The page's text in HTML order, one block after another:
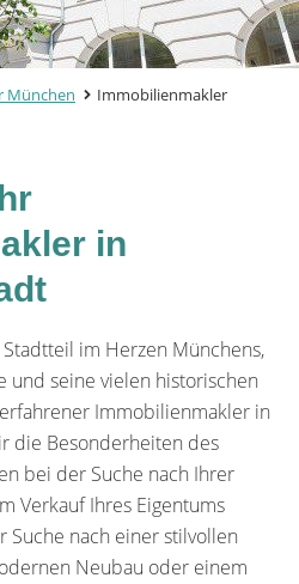
München
Immobilienmakler
in
im Herzen Münchens,
und seine vielen historischen
Immobilienmakler in
die Besonderheiten des
bei der Suche nach Ihrer
Verkauf Ihres Eigentums
Suche nach einer stilvollen
Neubau oder einem